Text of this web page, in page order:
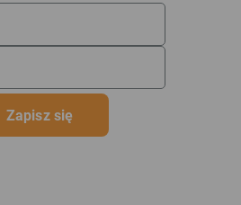
Zapisz się